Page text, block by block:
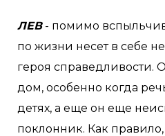
ЛЕВ- помимо
по жизни несет в себе
героя справедливости.
дом, особенно когда
детях, а еще он еще
поклонник. Как правило,